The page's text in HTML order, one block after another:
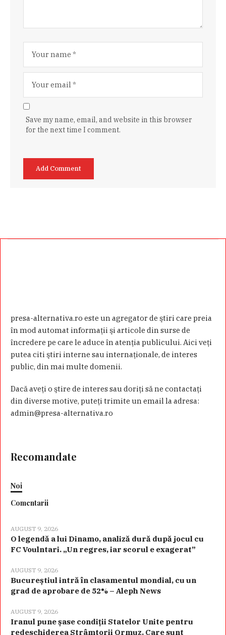
Save my name, email, and website in this browser
for the next time I comment.
presa-alternativa.ro este un agregator de ştiri care preia
în mod automat informaţii şi articole din surse de
încredere pe care le aduce în atenţia publicului. Aici veţi
putea citi ştiri interne sau internaţionale, de interes
public, din mai multe domenii.
Dacă aveţi o ştire de interes sau doriţi să ne contactaţi
din diverse motive, puteţi trimite un email la adresa:
admin@presa-alternativa.ro
Recomandate
Noi
Comentarii
AUGUST 9, 2026
O legendă a lui Dinamo, analiză dură după jocul cu
FC Voulntari. „Un regres, iar scorul e exagerat”
AUGUST 9, 2026
Bucureștiul intră în clasamentul mondial, cu un
grad de aprobare de 52% – Aleph News
AUGUST 9, 2026
Iranul pune șase condiții Statelor Unite pentru
redeschiderea Strâmtorii Ormuz. Care sunt